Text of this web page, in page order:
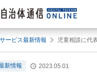
ービス最新情報
新情報 2023.05.01